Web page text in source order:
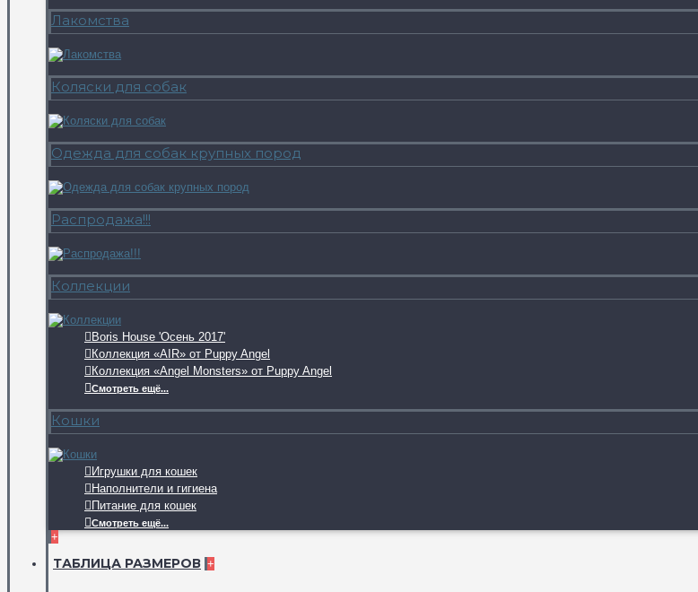
Лакомства
Коляски для собак
Одежда для собак крупных пород
Распродажа!!!
Коллекции
Boris House 'Осень 2017'
Коллекция «AIR» от Puppy Angel
Коллекция «Angel Monsters» от Puppy Angel
Смотреть ещё...
Кошки
Игрушки для кошек
Наполнители и гигиена
Питание для кошек
Смотреть ещё...
+
ТАБЛИЦА РАЗМЕРОВ +